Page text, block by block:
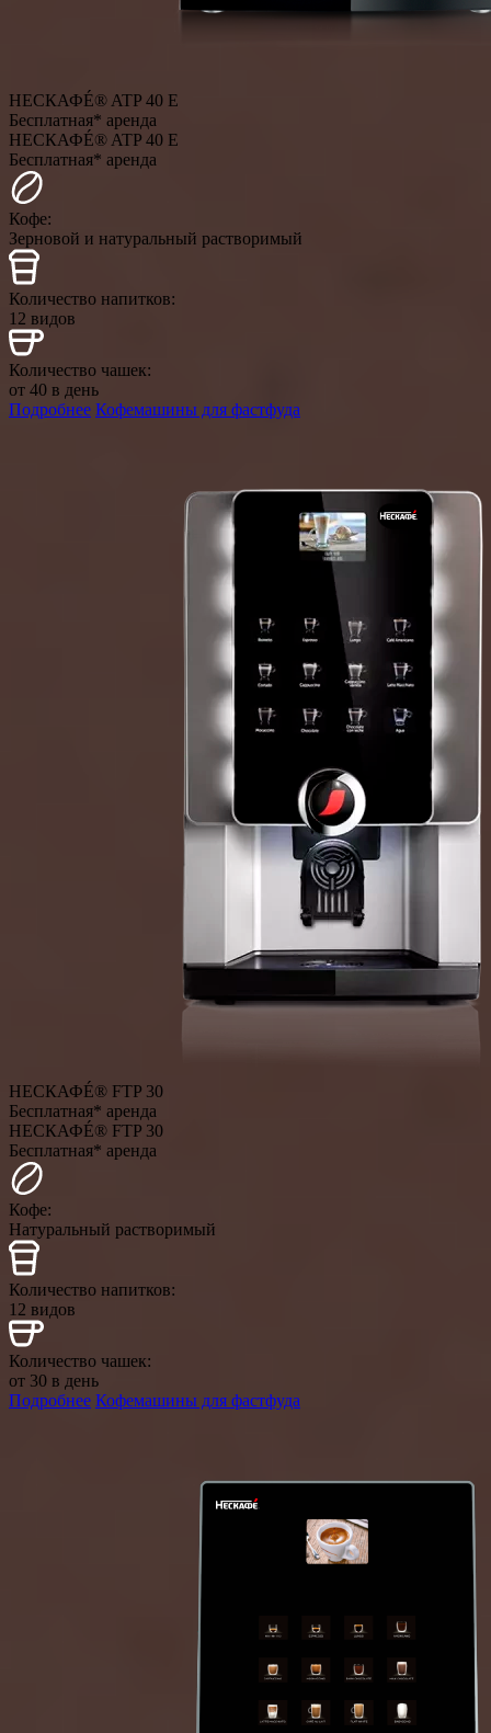
НЕСКАФÉ® ATP 40 E
Бесплатная* аренда
НЕСКАФÉ® ATP 40 E
Бесплатная* аренда
Кофе:
Зерновой и натуральный растворимый
Количество напитков:
12 видов
Количество чашек:
от 40 в день
Подробнее Кофемашины для фастфуда
НЕСКАФÉ® FTP 30
Бесплатная* аренда
НЕСКАФÉ® FTP 30
Бесплатная* аренда
Кофе:
Натуральный растворимый
Количество напитков:
12 видов
Количество чашек:
от 30 в день
Подробнее Кофемашины для фастфуда